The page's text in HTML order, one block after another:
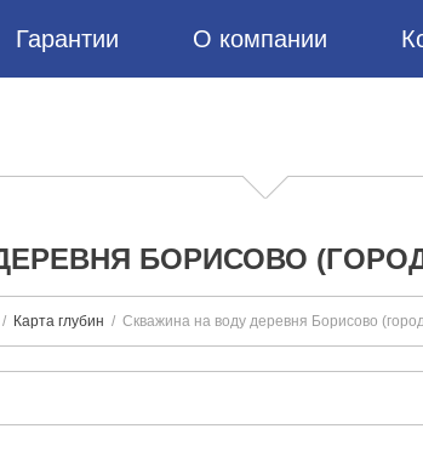
Гарантии О компании
БОРИСОВО
Карта глубин Скважина на воду деревня Борисово